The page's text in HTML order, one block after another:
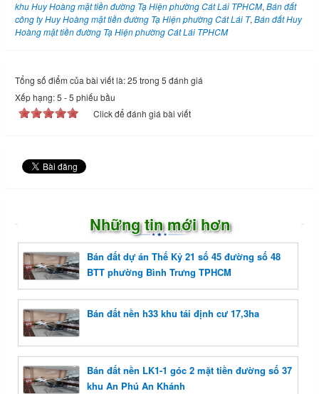
khu Huy Hoàng mặt tiền đường Tạ Hiện phường Cát Lái TPHCM, Bán đất
công ty Huy Hoàng mặt tiền đường Tạ Hiện phường Cát Lái T, Bán đất Huy
Hoàng mặt tiền đường Tạ Hiện phường Cát Lái TPHCM
Tổng số điểm của bài viết là: 25 trong 5 đánh giá
Xếp hạng:5 -5 phiếu bầu
Click để đánh giá bài viết
Những tin mới hơn
Bán đất dự án Thế Kỷ 21 số 45 đường số 48
BTT phường Bình Trưng TPHCM
Bán đất nền h33 khu tái định cư 17,3ha
Bán đất nền LK1-1 góc 2 mặt tiền đường số 37
khu An Phú An Khánh